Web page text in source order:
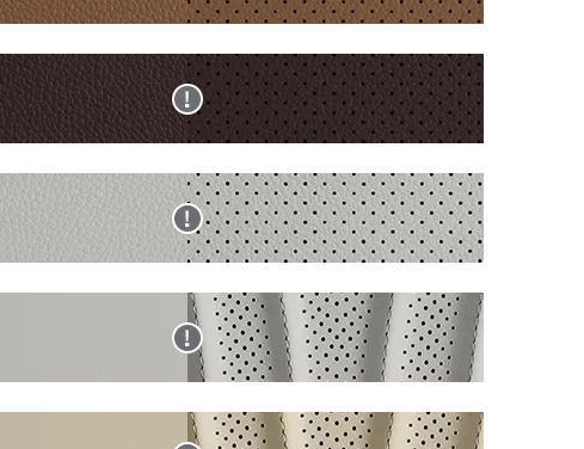
다.
천
가
죽
시
트
없
색
상
입
니
다.
가
시
트
(프
리
미
서
선
택
할
수
없
색
상
입
니
다.
디
고/
브
라
운
투
톤
조
가
죽
시
트
리
미
엄)
재
사
양
조
합
에
서
선
택
할
수
없
색
상
입
니
다.
블
랙/
브
라
운
투
톤
인
가
죽
시
트
(프
미
엄)
현
재
사
양
조
합
에
서
선
택
할
수
없
색
상
다
크
그
레
이/
라
이
트
레
이
현
재
사
양
조
합
에
서
선
택
인
디
고/
그
레
현
재
사
양
조